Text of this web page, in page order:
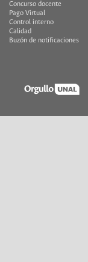
Concurso docente
Pago Virtual
Control interno
Calidad
Buzón de notificaciones